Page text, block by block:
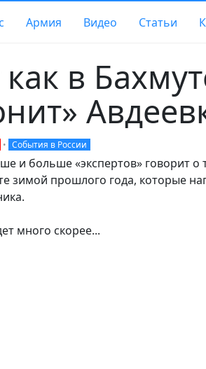
Армия Видео Статьи К
в
• События в России
и больше «экспертов» говорит о
зимой прошлого года, которые
много скорее...